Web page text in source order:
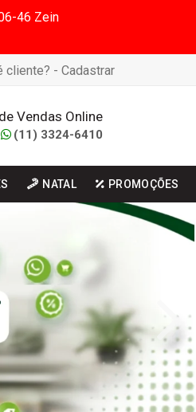
46 Zein
cliente? - Cadastrar
Vendas Online
(11) 3324-6410
NATAL PROMOÇÕES